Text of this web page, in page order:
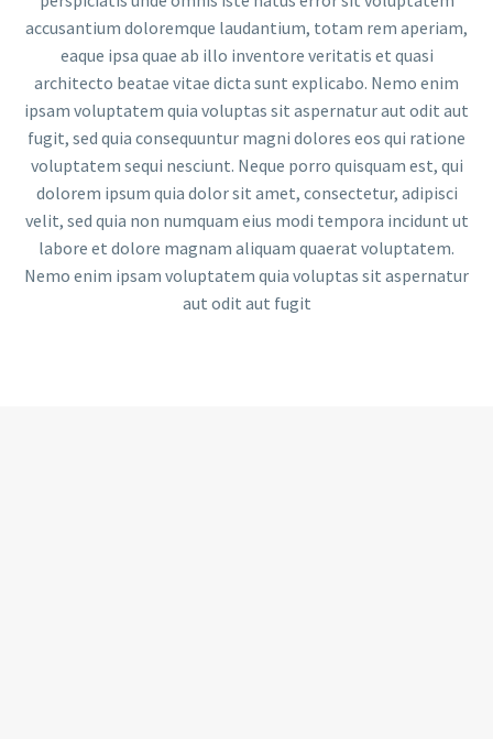
accusantium doloremque laudantium, totam rem aperiam,
eaque ipsa quae ab illo inventore veritatis et quasi
architecto beatae vitae dicta sunt explicabo. Nemo enim
ipsam voluptatem quia voluptas sit aspernatur aut odit aut
fugit, sed quia consequuntur magni dolores eos qui ratione
voluptatem sequi nesciunt. Neque porro quisquam est, qui
dolorem ipsum quia dolor sit amet, consectetur, adipisci
velit, sed quia non numquam eius modi tempora incidunt ut
labore et dolore magnam aliquam quaerat voluptatem.
Nemo enim ipsam voluptatem quia voluptas sit aspernatur
aut odit aut fugit